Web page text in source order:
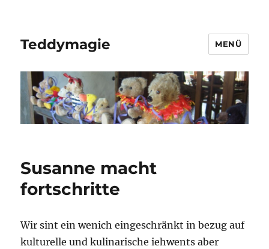
Teddymagie MENÜ
Susanne macht
fortschritte
Wir sint ein wenich eingeschränkt in bezug auf
kulturelle und kulinarische iehwents aber